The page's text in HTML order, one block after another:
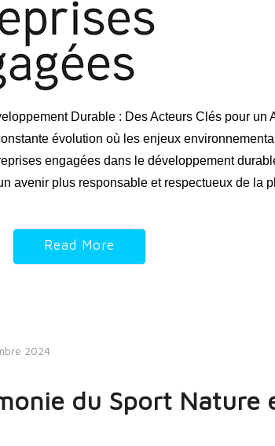
Durable : Des Acteurs Clés pour un
évolution où les enjeux
engagées dans le développement
avenir plus responsable et respectueux de la
Read More
2024
du Sport Nature